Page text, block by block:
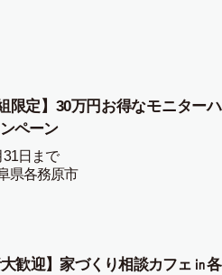
限定】30万円お得なモニターハ
ペーン
31日まで
県各務原市
大歓迎】家づくり相談カフェ㏌各